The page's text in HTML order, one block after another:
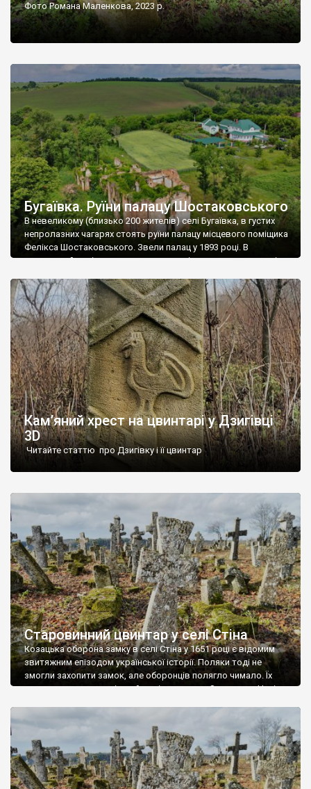
Фото Романа Маленкова, 2023 р.
Бугаївка. Руїни палацу Шостаковського
В невеликому (близько 200 жителів) селі Бугаївка, в густих
непролазних чагарях стоять руїни палацу місцевого поміщика
Фелікса Шостаковського. Звели палац у 1893 році. В
радянський період у ньому спочатку містилася школа, потім
століття тут розмістили туберкульозну лікарню. Коли із
палацу виїхала лікарня – ми точно не […]
Кам’яний хрест на цвинтарі у Дзигівці
3D
Читайте статтю про Дзигівку і її цвинтар
Старовинний цвинтар у селі Стіна
Козацька оборона замку в селі Стіна у 1651 році є відомим
звитяжним епізодом української історії. Поляки тоді не
змогли захопити замок, але оборонців полягло чимало. Їх
поховали на цвинтарі, який тоді називався Замковим. Нині на
ньому чимало хрестів 19 століття, є такі, де епітафії стер […]